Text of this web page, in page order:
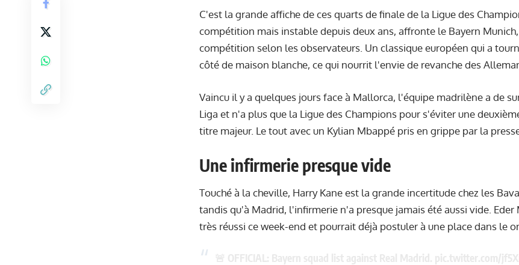
C'est la grande affiche de ces quarts de finale de la Ligue des
compétition mais instable depuis deux ans, affronte le Bayern
compétition selon les observateurs. Un classique européen qui a
côté de maison blanche, ce qui nourrit l'envie de revanche des
Vaincu il y a quelques jours face à Mallorca, l'équipe madrilène a de
Liga et n'a plus que la Ligue des Champions pour s'éviter une
titre majeur. Le tout avec un Kylian Mbappé pris en grippe par la
Une infirmerie presque vide
Touché à la cheville, Harry Kane est la grande incertitude chez les
tandis qu'à Madrid, l'infirmerie n'a presque jamais été aussi vide.
très réussi ce week-end et pourrait déjà postuler à une place dans le